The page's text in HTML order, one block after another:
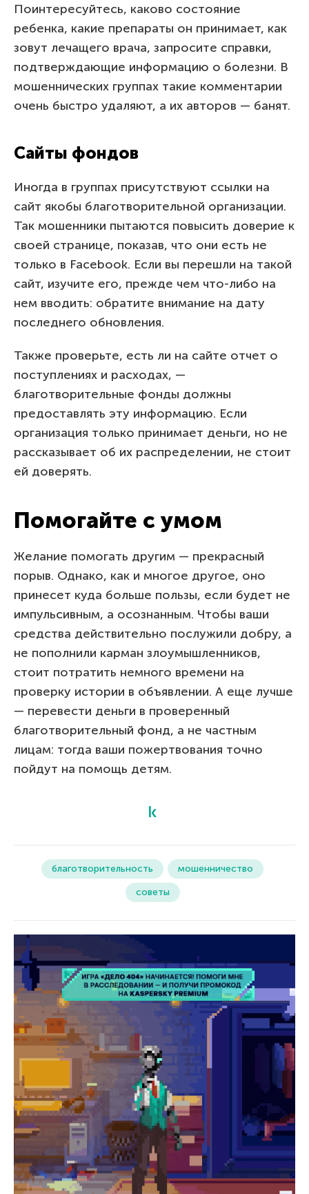
Поинтересуйтесь, каково состояние
ребенка, какие препараты он принимает, как
зовут лечащего врача, запросите справки,
подтверждающие информацию о болезни. В
мошеннических группах такие комментарии
очень быстро удаляют, а их авторов — банят.
Сайты фондов
Иногда в группах присутствуют ссылки на
сайт якобы благотворительной организации.
Так мошенники пытаются повысить доверие к
своей странице, показав, что они есть не
только в Facebook. Если вы перешли на такой
сайт, изучите его, прежде чем что-либо на
нем вводить: обратите внимание на дату
последнего обновления.
Также проверьте, есть ли на сайте отчет о
поступлениях и расходах, —
благотворительные фонды должны
предоставлять эту информацию. Если
организация только принимает деньги, но не
рассказывает об их распределении, не стоит
ей доверять.
Помогайте с умом
Желание помогать другим — прекрасный
порыв. Однако, как и многое другое, оно
принесет куда больше пользы, если будет не
импульсивным, а осознанным. Чтобы ваши
средства действительно послужили добру, а
не пополнили карман злоумышленников,
стоит потратить немного времени на
проверку истории в объявлении. А еще лучше
— перевести деньги в проверенный
благотворительный фонд, а не частным
лицам: тогда ваши пожертвования точно
пойдут на помощь детям.
благотворительность
мошенничество
советы